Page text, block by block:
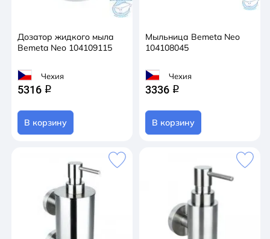
Дозатор жидкого мыла
Bemeta Neo 104109115
Чехия
5316 q
В корзину
Мыльница Bemeta Neo
104108045
Чехия
3336 q
В корзину